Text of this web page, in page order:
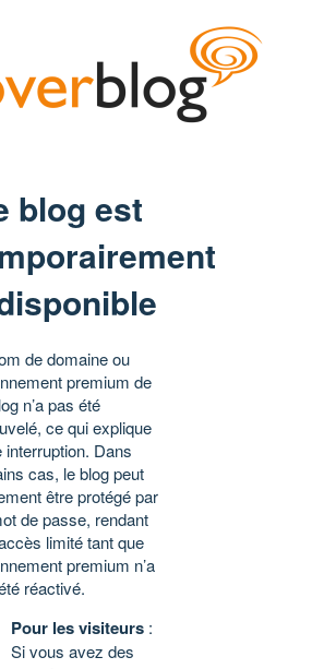
blog est
de domaine ou
premium de
n’a pas été
ce qui explique
interruption. Dans
cas, le blog peut
être protégé par
de passe, rendant
limité tant que
premium n’a
réactivé.
Pour les visiteurs :
Si vous avez des